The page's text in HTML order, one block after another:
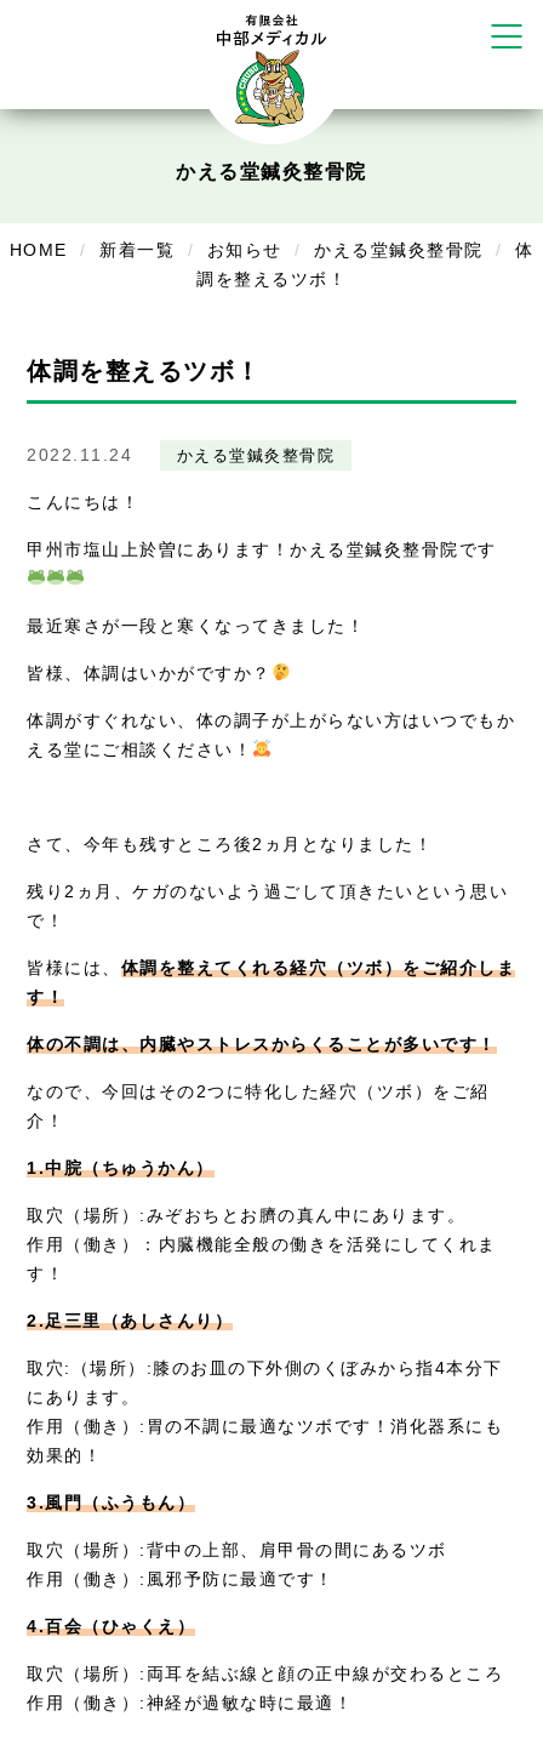
ボディコンフォート Cure
美容
症例別施術
かえる堂鍼灸整骨院
HOME 新着一覧 お知らせ かえる堂鍼灸整骨院
体
調を整えるツボ！
体調を整えるツボ！
2022.11.24 かえる堂鍼灸整骨院
こんにちは！
甲州市塩山上於曽にあります！かえる堂鍼灸整骨院です
最近寒さが一段と寒くなってきました！
皆様、体調はいかがですか？
体調がすぐれない、体の調子が上がらない方はいつでもか
える堂にご相談ください！
さて、今年も残すところ後2ヵ月となりました！
残り2ヵ月、ケガのないよう過ごして頂きたいという思い
で！
皆様には、 体調を整えてくれる経穴（ツボ）をご紹介しま
す！
体の不調は、内臓やストレスからくることが多いです！
なので、今回はその2つに特化した経穴（ツボ）をご紹
介！
1.中脘（ちゅうかん）
取穴（場所）:みぞおちとお臍の真ん中にあります。
作用（働き）：内臓機能全般の働きを活発にしてくれま
す！
2.足三里（あしさんり）
取穴:（場所）:膝のお皿の下外側のくぼみから指4本分下
にあります。
作用（働き）:胃の不調に最適なツボです！消化器系にも
効果的！
3.風門（ふうもん）
取穴（場所）:背中の上部、肩甲骨の間にあるツボ
作用（働き）:風邪予防に最適です！
4.百会（ひゃくえ）
取穴（場所）:両耳を結ぶ線と顔の正中線が交わるところ
作用（働き）:神経が過敏な時に最適！